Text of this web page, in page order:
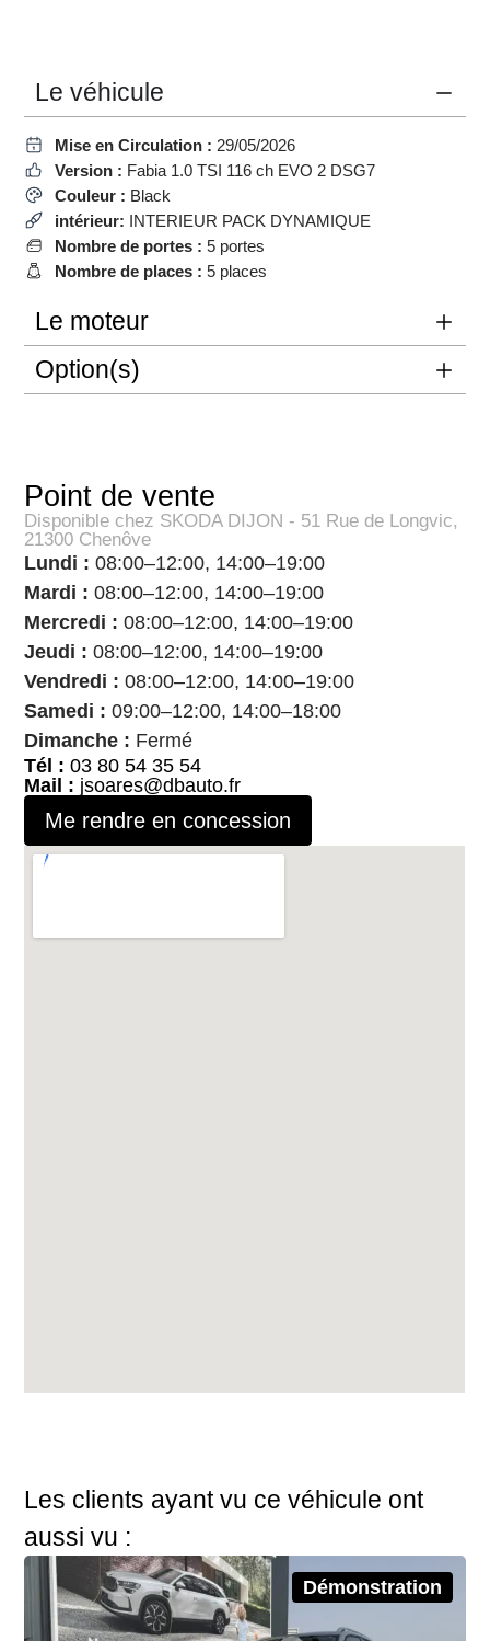
Le véhicule
Mise en Circulation : 29/05/2026
Version : Fabia 1.0 TSI 116 ch EVO 2 DSG7
Couleur : Black
intérieur: INTERIEUR PACK DYNAMIQUE
Nombre de portes : 5 portes
Nombre de places : 5 places
Le moteur
Option(s)
Point de vente
Disponible chez SKODA DIJON - 51 Rue de Longvic,
21300 Chenôve
Lundi : 08:00–12:00, 14:00–19:00
Mardi : 08:00–12:00, 14:00–19:00
Mercredi : 08:00–12:00, 14:00–19:00
Jeudi : 08:00–12:00, 14:00–19:00
Vendredi : 08:00–12:00, 14:00–19:00
Samedi : 09:00–12:00, 14:00–18:00
Dimanche : Fermé
Tél : 03 80 54 35 54
Mail : jsoares@dbauto.fr
Me rendre en concession
Les clients ayant vu ce véhicule ont
aussi vu :
Démonstration